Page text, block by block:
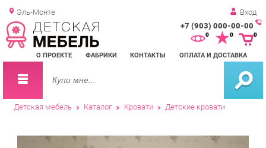
Эль-Монте Вход
+7 (903) 000-00-00
О ПРОЕКТЕ ФАБРИКИ КОНТАКТЫ ОПЛАТА И ДОСТАВКА
0 0
Детская мебель Каталог Кровати Детские кровати